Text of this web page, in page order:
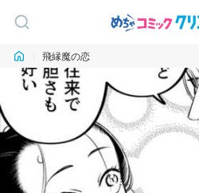
飛縁魔の恋